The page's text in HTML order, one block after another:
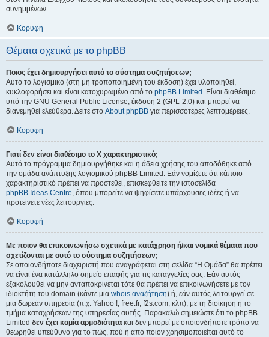
συνημμένων.
Κορυφή
Θέματα σχετικά με το phpBB
Ποιος έχει δημιουργήσει αυτό το σύστημα συζητήσεων;
Αυτό το λογισμικό (στη μη τροποποιημένη του έκδοση) έχει υλοποιηθεί,
κυκλοφορήσει και είναι κατοχυρωμένο από το phpBB Limited . Είναι διαθέσιμο
υπό την GNU General Public License, έκδοση 2 (GPL-2.0) και μπορεί να
διανεμηθεί ελεύθερα. Δείτε στο About phpBB για περισσότερες λεπτομέρειες.
Κορυφή
Γιατί δεν είναι διαθέσιμο το Χ χαρακτηριστικό;
Αυτό το πρόγραμμα δημιουργήθηκε και η άδεια χρήσης του αποδόθηκε από
την ομάδα ανάπτυξης λογισμικού phpBB Limited. Εάν νομίζετε ότι κάποιο
χαρακτηριστικό πρέπει να προστεθεί, επισκεφθείτε την ιστοσελίδα
phpBB Ideas Centre, όπου μπορείτε να ψηφίσετε υπάρχουσες ιδέες ή να
προτείνετε νέες λειτουργίες.
Κορυφή
Με ποιον θα επικοινωνήσω σχετικά με κατάχρηση ή/και νομικά θέματα που
σχετίζονται με αυτό το σύστημα συζητήσεων;
Σε οποιονδήποτε διαχειριστή που αναγράφεται στη σελίδα “Η Ομάδα” θα πρέπει
να είναι ένα κατάλληλο σημείο επαφής για τις καταγγελίες σας. Εάν αυτός
εξακολουθεί να μην ανταποκρίνεται τότε θα πρέπει να επικοινωνήσετε με τον
ιδιοκτήτη του domain (κάντε μια whois αναζήτηση) ή, εάν αυτός λειτουργεί σε
μια δωρεάν υπηρεσία (π.χ. Yahoo !, free.fr, f2s.com, κλπ), με τη διοίκηση ή το
τμήμα καταχρήσεων της υπηρεσίας αυτής. Παρακαλώ σημειώστε ότι το phpBB
Limited δεν έχει καμία αρμοδιότητα και δεν μπορεί με οποιονδήποτε τρόπο να
θεωρηθεί υπεύθυνο για το πώς, πού ή από ποιον χρησιμοποιείται αυτό το